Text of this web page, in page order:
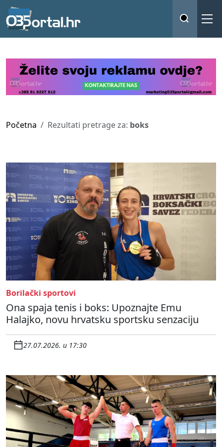
Početna Rezultati pretrage za: boks
Borilački sportovi
Ona spaja tenis i boks: Upoznajte Emu
Halajko, novu hrvatsku sportsku senzaciju
27.07.2026. u 17:30